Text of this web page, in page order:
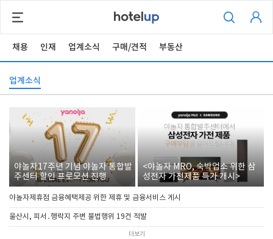
채용 인재 업계소식 구매/견적 부동산
업계소식
야놀자17주년 기념 야놀자 통합발
주센터 할인 프로모션 진행
<야놀자 MRO, 숙박업소 위한 삼
성전자 가전제품 특가 개시>
야놀자제휴점 금융혜택제공 위한 제휴 및 금융서비스 게시
울산시, 피서․행락지 주변 불법행위 19건 적발
더보기